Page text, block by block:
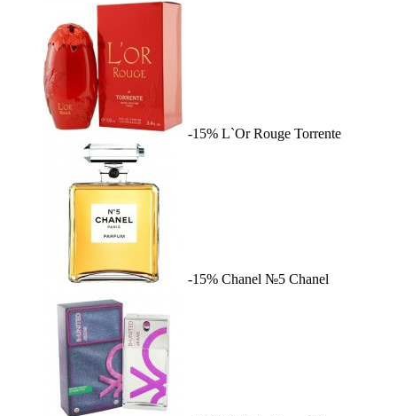
-15% L`Or Rouge Torrente
-15% Chanel №5 Chanel